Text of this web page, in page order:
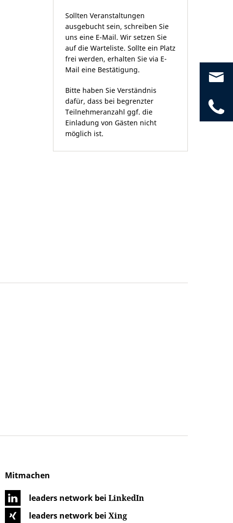
Sollten Veranstaltungen
ausgebucht sein, schreiben Sie
uns eine E-Mail. Wir setzen Sie
auf die Warteliste. Sollte ein Platz
frei werden, erhalten Sie via E-
Mail eine Bestätigung.
Bitte haben Sie Verständnis
dafür, dass bei begrenzter
Teilnehmeranzahl ggf. die
Einladung von Gästen nicht
möglich ist.
Mitmachen
leaders network bei LinkedIn
leaders network bei Xing